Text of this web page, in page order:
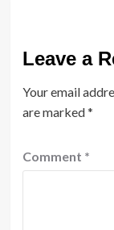
Leave a
Your email
are marked*
Comment *